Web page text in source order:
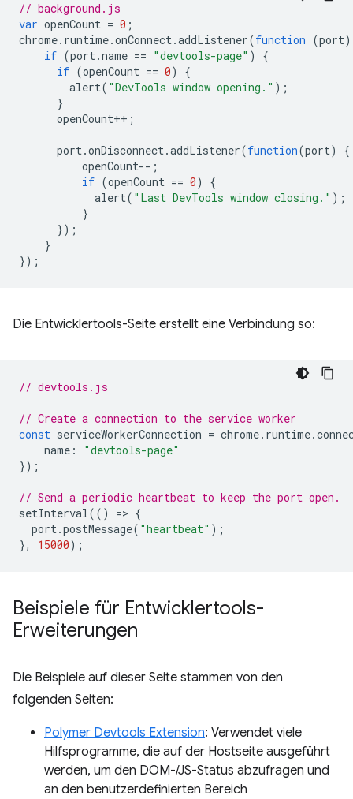
// background.js
var openCount = 0 ;
chrome. runtime.onConnect.addListener(function (port)
if (port.name == "devtools-page" )
{
if (openCount == 0)
{
alert( "DevTools window opening." );
}
openCount++ ;
port.onDisconnect.addListener(function(port)
{
openCount-- ;
if (openCount == 0)
{
alert( "Last DevTools window closing." );
}
});
}
});
Die Entwicklertools-Seite erstellt eine Verbindung so:
// devtools.js
// Create a connection to the service worker
const serviceWorkerConnection = chrome. runtime.
name :
"devtools-page"
});
// Send a periodic heartbeat to keep the port open.
setInterval(() => {
port.postMessage( "heartbeat" );
},
15000);
Beispiele für Entwicklertools-
Erweiterungen
Die Beispiele auf dieser Seite stammen von den
folgenden Seiten:
Polymer Devtools Extension: Verwendet viele
Hilfsprogramme, die auf der Hostseite ausgeführt
werden, um den DOM-/JS-Status abzufragen und
an den benutzerdefinierten Bereich